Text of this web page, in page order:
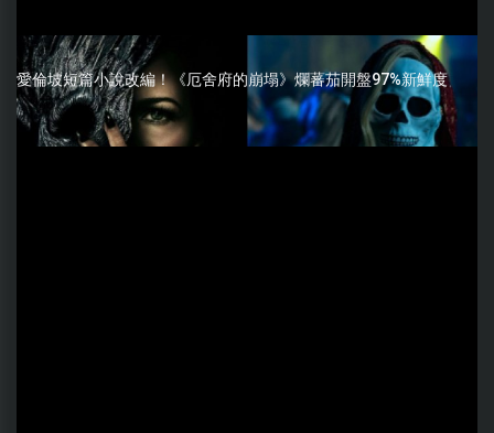
愛倫坡短篇小說改編！《厄舍府的崩塌》爛蕃茄開盤97%新鮮度